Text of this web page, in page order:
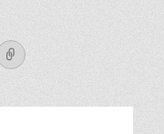
Link